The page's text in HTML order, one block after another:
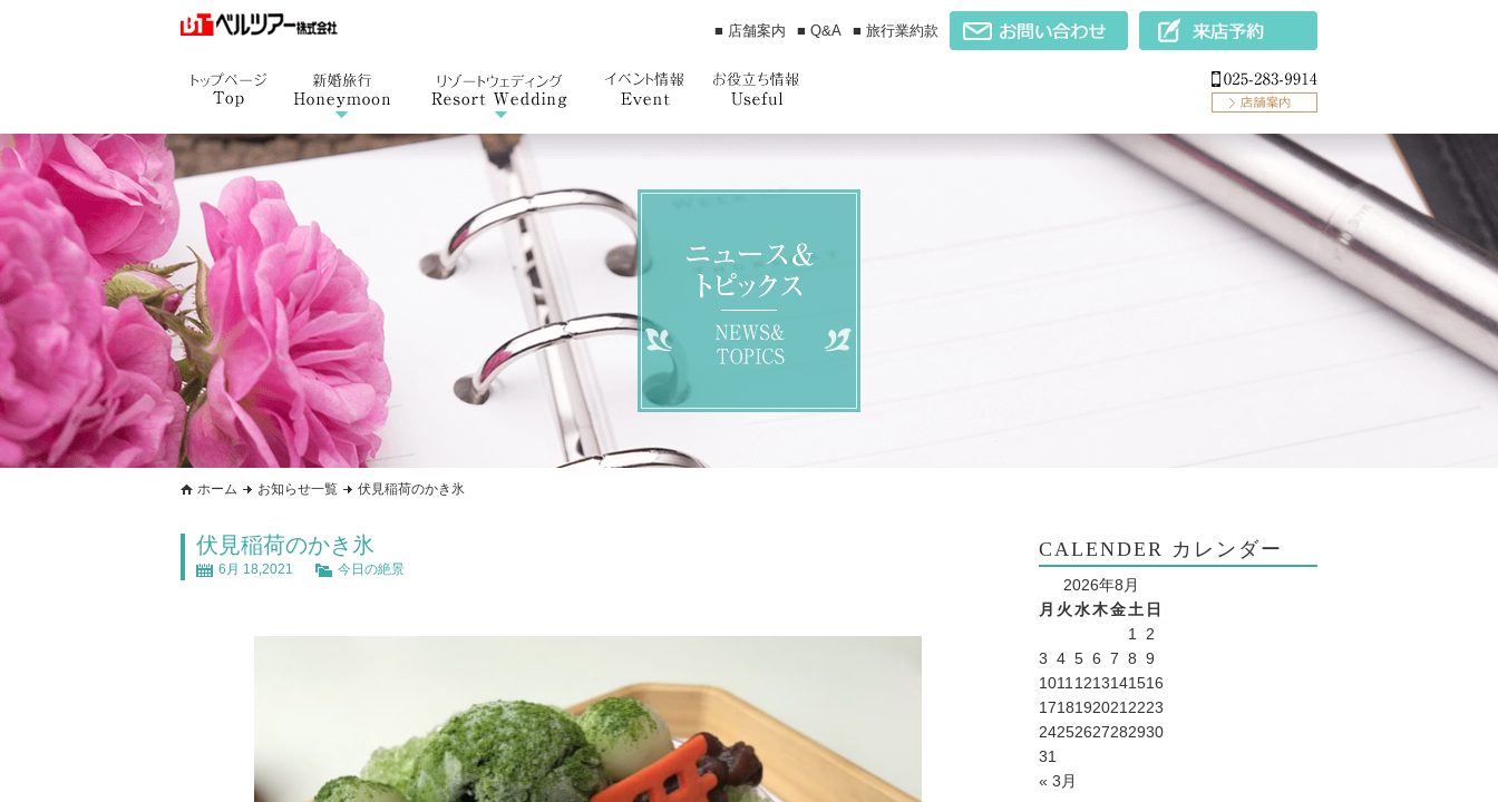
■ 店舗案内 ■ Q&A ■ 旅行業約款
ホーム お知らせ一覧 伏見稲荷のかき氷
伏見稲荷のかき氷
6月 18,2021 今日の絶景
CALENDER カレンダー
2026年8月
月 火水木金土 日
1
2
3 4 5 6 7 8 9
1011 1213141516
1718192021 2223
24252627282930
31
« 3月